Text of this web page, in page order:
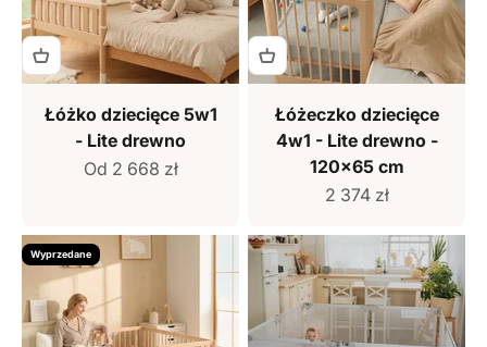
Łóżko dziecięce 5w1
- Lite drewno
Cena sprzedaży
Od 2 668 zł
Łóżeczko dziecięce
4w1 - Lite drewno -
120x65 cm
Cena sprzedaży
2 374 zł
Wyprzedane